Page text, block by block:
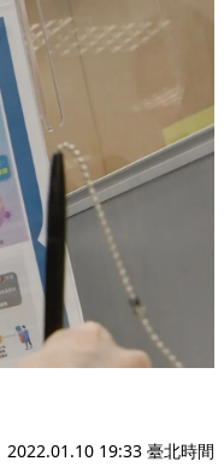
2022.01.10 19:33 臺北時間